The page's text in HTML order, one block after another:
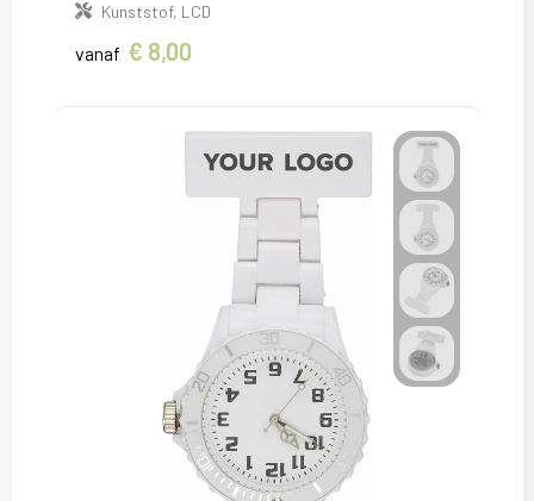
Kunststof, LCD
vanaf € 8,00